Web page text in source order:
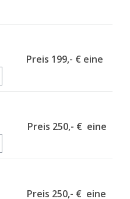
199,- € eine
Preis 250,- € eine
250,- € eine